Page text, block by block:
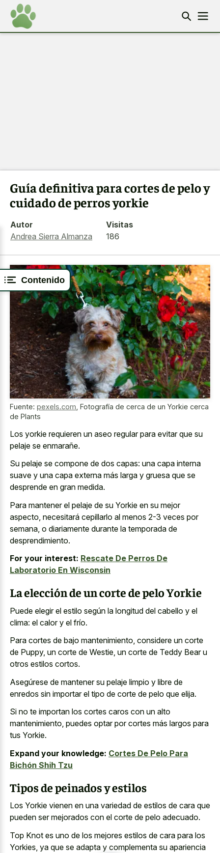
Contenido
Guía definitiva para cortes de pelo y
cuidado de perros yorkie
Autor
Andrea Sierra Almanza
Visitas
186
Fuente: pexels.com Fotografía de cerca de un Yorkie cerca
de Plants
Los yorkie requieren un aseo regularpara evitar que su
pelaje se enmarañe.
Su pelaje se compone de dos capas: una capa interna
suave y una capa externa más larga y gruesa que se
desprende en gran medida.
Para mantener el pelaje de su Yorkie en su mejor
aspecto, necesitará cepillarlo al menos 2-3 veces por
semana, o diariamente durante la temporada de
desprendimiento.
For your interest: Rescate De Perros De
Laboratorio En Wisconsin
La elección de un corte de pelo Yorkie
Puede elegir el estilo según la longitud del cabello y el
clima: el calor y el frío.
Para cortes de bajo mantenimiento, considere un corte
de Puppy, un corte de Westie, un corte de Teddy Bear u
otros estilos cortos.
Asegúrese de mantener su pelaje limpio y libre de
enredos sin importar el tipo de corte de pelo que elija.
Si no te importan los cortes caros con un alto
mantenimiento, puedes optar por cortes más largos para
tus Yorkie.
Expand your knowledge: Cortes De Pelo Para
Bichón Shih Tzu
Tipos de peinados y estilos
Los Yorkie vienen en una variedad de estilos de cara que
pueden ser mejorados con el corte de pelo adecuado.
Top Knot es uno de los mejores estilos de cara para los
Yorkies, ya que se adapta y complementa su apariencia